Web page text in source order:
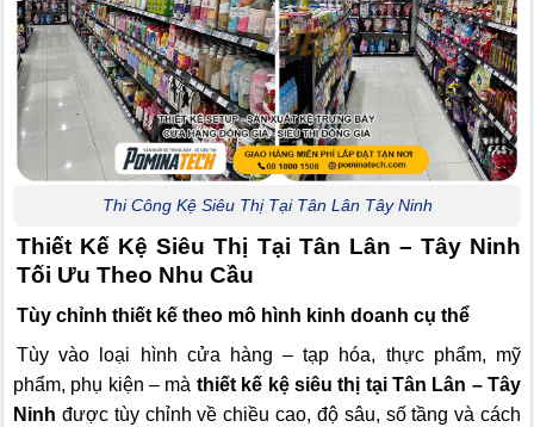
Thi Công Kệ Siêu Thị Tại Tân Lân Tây Ninh
Thiết Kế Kệ Siêu Thị Tại Tân Lân – Tây Ninh
Tối Ưu Theo Nhu Cầu
Tùy chỉnh thiết kế theo mô hình kinh doanh cụ thể
Tùy vào loại hình cửa hàng – tạp hóa, thực phẩm, mỹ
phẩm, phụ kiện – mà thiết kế kệ siêu thị tại Tân Lân – Tây
Ninh được tùy chỉnh về chiều cao, độ sâu, số tầng và cách